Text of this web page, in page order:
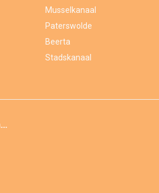
Musselkanaal
Paterswolde
Beerta
Stadskanaal